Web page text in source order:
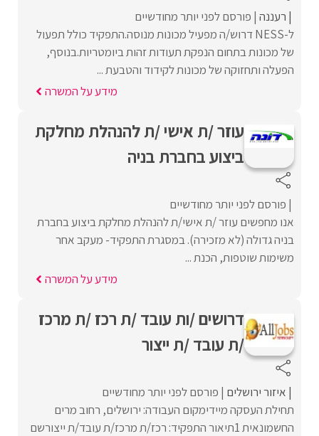
רעננה פורסם לפני יותר מחודשיים
ל-NESS דרוש/ה מפעיל מכונות מנוסה.התפקיד כולל תפעול
של מכונות בתחום הנפקת תעודות זהות ביומטריות.בנוסף,
הפעלה ותחזוקה של מכונות לקידוד והטבעת ...
מידע על המשרה
עוזר /ת אישי /ת להנהלת מחלקת
ביצוע בחברת בניה
פורסם לפני יותר מחודשיים
אנו מחפשים עוזר /ת אישי/ת להנהלת מחלקת ביצוע בחברת
בניה גדולה (לא מזכירה). במסגרת התפקיד- מעקב אחר
משימות שוטפות, הכנת ...
מידע על המשרה
דרושים /ות עובד /ת רכז /ת מרכז
/ת עובד /ת ייצור
איזור ירושלים פורסם לפני יותר מחודשיים
תחילת העסקה מיידימקום העבודה: ירושלים, רחוב מרים
החשמונאית 1תיאור התפקיד: רכז/ת מרכז/ת עובד/ת ייצורשם